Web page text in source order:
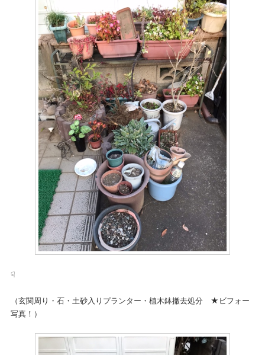
☟
（玄関周り・石・土砂入りプランター・植木鉢撤去処分 ★ビフォー
写真！）